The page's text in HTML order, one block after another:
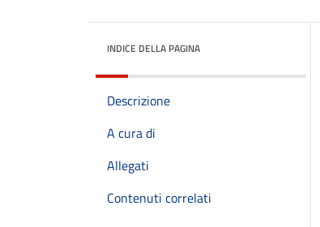
INDICE DELLA PAGINA
Descrizione
A cura di
Allegati
Contenuti correlati